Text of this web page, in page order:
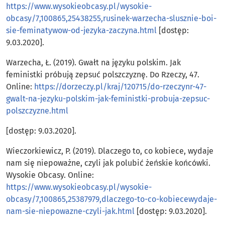
https://www.wysokieobcasy.pl/wysokie-
obcasy/7,100865,25438255,rusinek-warzecha-slusznie-boi-
sie-feminatywow-od-jezyka-zaczyna.html [dostęp:
9.03.2020].
Warzecha, Ł. (2019). Gwałt na języku polskim. Jak
feministki próbują zepsuć polszczyznę. Do Rzeczy, 47.
Online: https://dorzeczy.pl/kraj/120715/do-rzeczynr-47-
gwalt-na-jezyku-polskim-jak-feministki-probuja-zepsuc-
polszczyzne.html
[dostęp: 9.03.2020].
Wieczorkiewicz, P. (2019). Dlaczego to, co kobiece, wydaje
nam się niepoważne, czyli jak polubić żeńskie końcówki.
Wysokie Obcasy. Online:
https://www.wysokieobcasy.pl/wysokie-
obcasy/7,100865,25387979,dlaczego-to-co-kobiecewydaje-
nam-sie-niepowazne-czyli-jak.html [dostęp: 9.03.2020].